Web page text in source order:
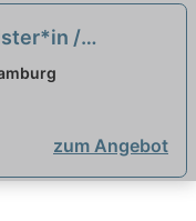
/
neu
zum Angebot